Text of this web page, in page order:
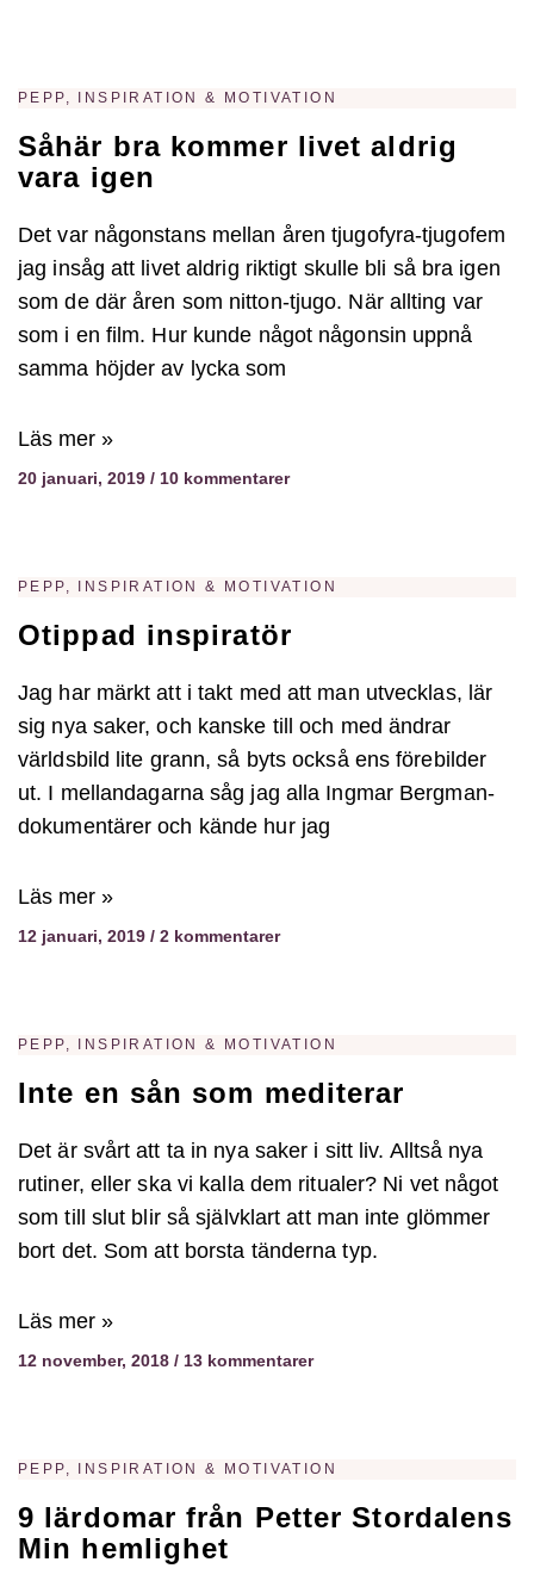
PEPP, INSPIRATION & MOTIVATION
Såhär bra kommer livet aldrig
vara igen
Det var någonstans mellan åren tjugofyra-tjugofem
jag insåg att livet aldrig riktigt skulle bli så bra igen
som de där åren som nitton-tjugo. När allting var
som i en film. Hur kunde något någonsin uppnå
samma höjder av lycka som
Läs mer »
20 januari, 2019 10 kommentarer
PEPP, INSPIRATION & MOTIVATION
Otippad inspiratör
Jag har märkt att i takt med att man utvecklas, lär
sig nya saker, och kanske till och med ändrar
världsbild lite grann, så byts också ens förebilder
ut. I mellandagarna såg jag alla Ingmar Bergman-
dokumentärer och kände hur jag
Läs mer »
12 januari, 2019 2 kommentarer
PEPP, INSPIRATION & MOTIVATION
Inte en sån som mediterar
Det är svårt att ta in nya saker i sitt liv. Alltså nya
rutiner, eller ska vi kalla dem ritualer? Ni vet något
som till slut blir så självklart att man inte glömmer
bort det. Som att borsta tänderna typ.
Läs mer »
12 november, 2018 13 kommentarer
PEPP, INSPIRATION & MOTIVATION
9 lärdomar från Petter Stordalens
Min hemlighet